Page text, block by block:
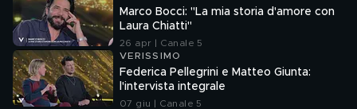
Marco Bocci: "La mia storia d'amore con
Laura Chiatti"
26 apr | Canale 5
VERISSIMO
Federica Pellegrini e Matteo Giunta:
l'intervista integrale
07 giu | Canale 5